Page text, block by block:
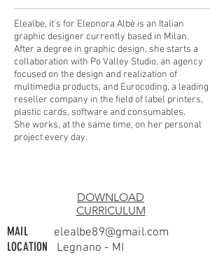
Elealbe, it's for Eleonora Albè is an Italian
graphic designer currently based in Milan.
After a degree in graphic design, she starts a
collaboration with Po Valley Studio, an agency
focused on the design and realization of
multimedia products, and Eurocoding, a leading
reseller company in the field of label printers,
plastic cards, software and consumables.
She works, at the same time, on her personal
project every day.
DOWNLOAD
CURRICULUM
MAIL elealbe89@gmail.com
LOCATION Legnano - MI